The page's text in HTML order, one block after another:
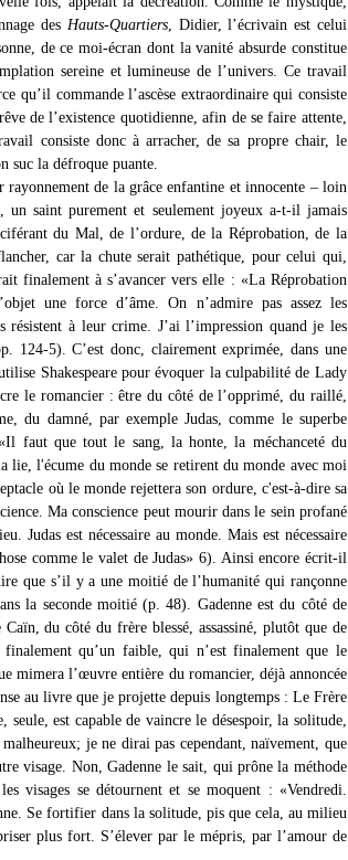
des Hauts-Quartiers, Didier, l’écrivain est celui
de ce moi-écran dont la vanité absurde constitue
sereine et lumineuse de l’univers. Ce travail
qu’il commande l’ascèse extraordinaire qui consiste
de l’existence quotidienne, afin de se faire attente,
consiste donc à arracher, de sa propre chair, le
suc la défroque puante.
de la grâce enfantine et innocente – loin
un saint purement et seulement joyeux a-t-il jamais
du Mal, de l’ordure, de la Réprobation, de la
car la chute serait pathétique, pour celui qui,
finalement à s’avancer vers elle : «La Réprobation
une force d’âme. On n’admire pas assez les
résistent à leur crime. J’ai l’impression quand je les
124-5). C’est donc, clairement exprimée, dans une
Shakespeare pour évoquer la culpabilité de Lady
le romancier : être du côté de l’opprimé, du raillé,
du damné, par exemple Judas, comme le superbe
faut que tout le sang, la honte, la méchanceté du
lie, l'écume du monde se retirent du monde avec moi
où le monde rejettera son ordure, c'est-à-dire sa
Ma conscience peut mourir dans le sein profané
Judas est nécessaire au monde. Mais est nécessaire
comme le valet de Judas» 6). Ainsi encore écrit-il
que s’il y a une moitié de l’humanité qui rançonne
la seconde moitié (p. 48). Gadenne est du côté de
du côté du frère blessé, assassiné, plutôt que de
qu’un faible, qui n’est finalement que le
mimera l’œuvre entière du romancier, déjà annoncée
au livre que je projette depuis longtemps : Le Frère
est capable de vaincre le désespoir, la solitude,
je ne dirai pas cependant, naïvement, que
visage. Non, Gadenne le sait, qui prône la méthode
visages se détournent et se moquent : «Vendredi.
Se fortifier dans la solitude, pis que cela, au milieu
plus fort. S’élever par le mépris, par l’amour de